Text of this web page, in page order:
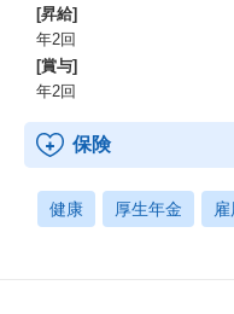
[昇給]
年2回
[賞与]
年2回
保険
健康 厚生年金 雇